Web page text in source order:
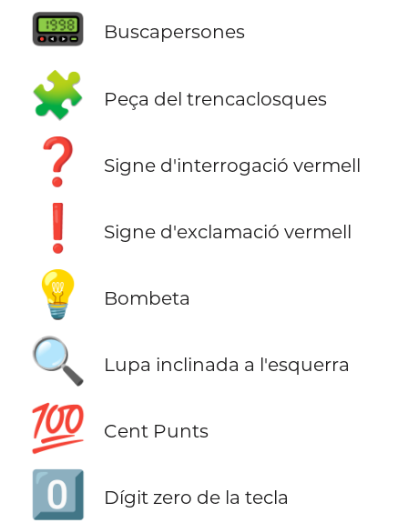
📟 Buscapersones
🧩 Peça del trencaclosques
❓ Signe d'interrogació vermell
❗ Signe d'exclamació vermell
💡 Bombeta
🔍 Lupa inclinada a l'esquerra
💯 Cent Punts
0️⃣ Dígit zero de la tecla